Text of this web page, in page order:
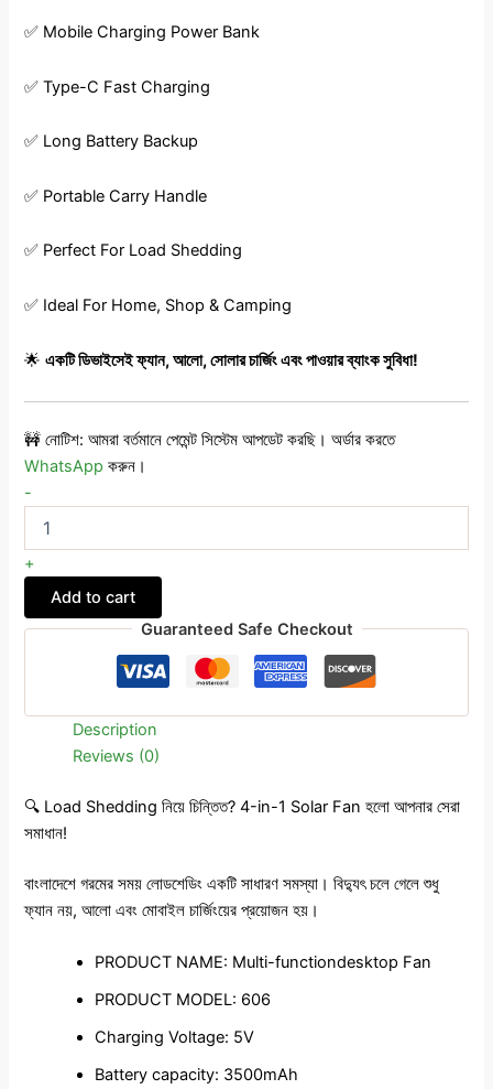
✅ Mobile Charging Power Bank
✅ Type-C Fast Charging
✅ Long Battery Backup
✅ Portable Carry Handle
✅ Perfect For Load Shedding
✅ Ideal For Home, Shop & Camping
🌟একটি ডিভাইসেই ফ্যান, আলো, সোলার চার্জিং এবং পাওয়ার ব্যাংক সুবিধা!
🚧 নোটিশ: আমরা বর্তমানে পেমেন্ট সিস্টেম আপডেট করছি। অর্ডার করতে
WhatsApp করুন।
-
+
Add to cart
Guaranteed Safe Checkout
Description
Reviews (0)
🔍 Load Shedding নিয়ে চিন্তিত? 4-in-1 Solar Fan হলো আপনার সেরা
সমাধান!
বাংলাদেশে গরমের সময় লোডশেডিং একটি সাধারণ সমস্যা। বিদ্যুৎ চলে গেলে শুধু
ফ্যান নয়, আলো এবং মোবাইল চার্জিংয়ের প্রয়োজন হয়।
PRODUCT NAME: Multi-functiondesktop Fan
PRODUCT MODEL: 606
Charging Voltage: 5V
Battery capacity: 3500mAh